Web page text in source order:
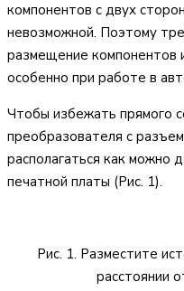
компонентов с двух
невозможной. Поэтому
размещение компонентов
особенно при работе в
Чтобы избежать прямого
преобразователя с
располагаться как можно
печатной платы (Рис. 1).
Рис. 1. Разместите
расстоянии